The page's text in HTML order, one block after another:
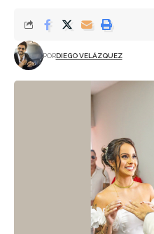
PORDIEGO VELÁZQUEZ